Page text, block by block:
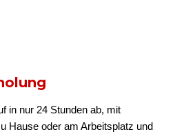
in nur 24 Stunden ab, mit
Hause oder am Arbeitsplatz und